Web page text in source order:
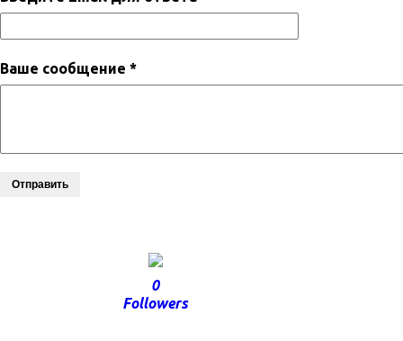
Ваше сообщение *
Отправить
0
Followers